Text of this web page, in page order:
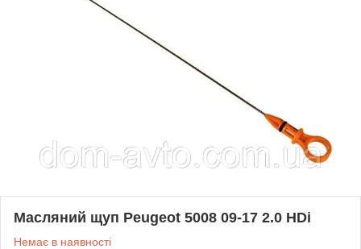
Масляний щуп Peugeot 5008 09-17 2.0 HDi
Немає в наявності